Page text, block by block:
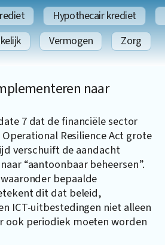
Hypothecair krediet
Vermogen Zorg
naar
7 dat de financiële sector
Resilience Act grote
verschuift de aandacht
“aantoonbaar beheersen”.
bepaalde
dit dat beleid,
ICT-uitbestedingen niet alleen
ook periodiek moeten worden